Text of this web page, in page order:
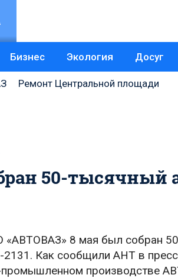
Бизнес Экология Досуг
Ремонт Центральной площади
50-тысячный
8 мая был собран
Как сообщили АНТ в
производстве